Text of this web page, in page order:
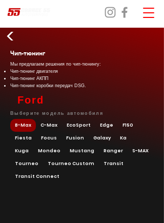
Чип-тюнинг
Мы предлагаем решения по чип-тюнингу:
Чип-тюнинг двигателя
Чип-тюнинг АКПП
Чип-тюнинг коробки передач DSG.
Ford
Выберите модель автомобиля
B-Max C-Max EcoSport Edge F150
Fiesta Focus Fusion Galaxy Ka
Kuga Mondeo Mustang Ranger S-MAX
Tourneo Tourneo Custom Transit
Transit Connect